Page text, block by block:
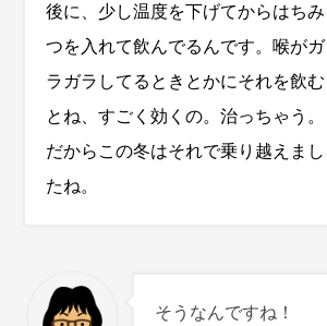
後に、少し温度を下げてからはちみ
つを入れて飲んでるんです。喉がガ
ラガラしてるときとかにそれを飲む
とね、すごく効くの。治っちゃう。
だからこの冬はそれで乗り越えまし
たね。
そうなんですね！